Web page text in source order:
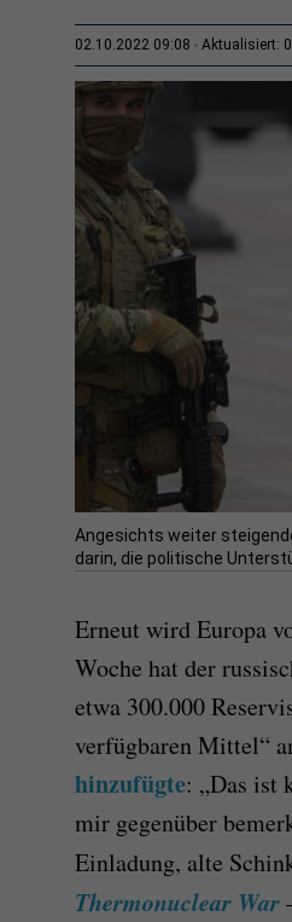
02.10.2022 09:08 Aktualisiert:
Angesichts weiter
darin, die politische
Erneut wird Europa
Woche hat der
etwa 300.000
verfügbaren Mittel“
hinzufügte: „Das ist
mir gegenüber
Einladung, alte
Thermonuclear War